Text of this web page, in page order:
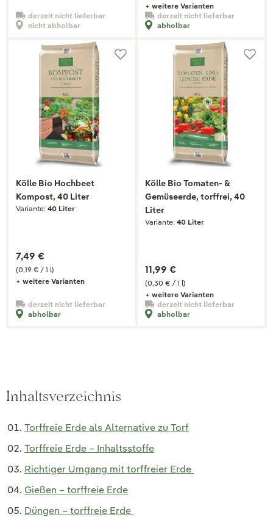
derzeit nicht lieferbar
nicht abholbar
+ weitere Varianten
derzeit nicht lieferbar
abholbar
Kölle Bio Hochbeet
Kompost, 40 Liter
Variante: 40 Liter
(0,19 € / 1 l)
7,49 €
+ weitere Varianten
derzeit nicht lieferbar
abholbar
Kölle Bio Tomaten- &
Gemüseerde, torffrei, 40
Liter
Variante: 40 Liter
(0,30 € / 1 l)
11,99 €
+ weitere Varianten
derzeit nicht lieferbar
abholbar
Inhaltsverzeichnis
Torffreie Erde als Alternative zu Torf
Torffreie Erde – Inhaltsstoffe
Richtiger Umgang mit torffreier Erde
Gießen – torffreie Erde
Düngen – torffreie Erde